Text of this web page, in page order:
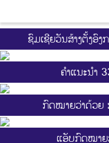
ຊົມເຊີຍວັນສ້າງຕັ້ງອົ
ຄຳແນະນຳ
ກົດໝາຍວ່າດ້ວຍ
ແອັບກົດໝາຍ